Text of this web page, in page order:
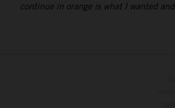
continue in orange is what I wanted